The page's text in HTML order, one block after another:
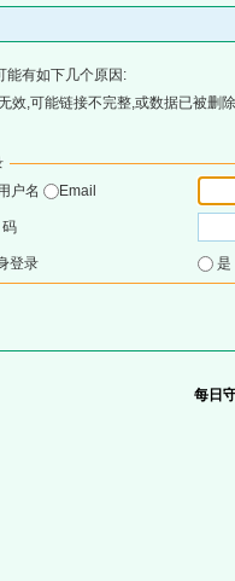
能有如下几个原因:
效,可能链接不完整,或数据已被删
户名
Email
登录
每日